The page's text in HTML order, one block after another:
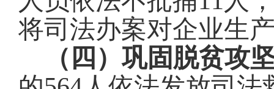
将司法办案对企业生
（四）巩固脱贫攻